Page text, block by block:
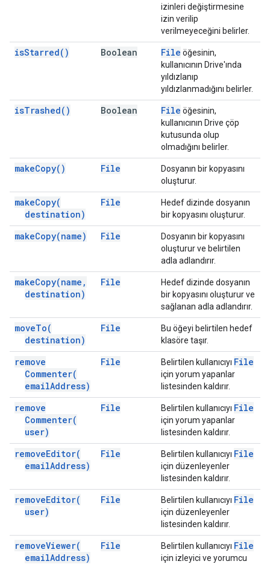
izinleri değiştirmesine
izin verilip
verilmeyeceğini belirler.
isStarred( ) Boolean File öğesinin,
kullanıcının Drive'ında
yıldızlanıp
yıldızlanmadığını belirler.
isTrashed( ) Boolean File öğesinin,
kullanıcının Drive çöp
kutusunda olup
olmadığını belirler.
makeCopy( ) File
Dosyanın bir kopyasını
oluşturur.
makeCopy(
destination)
File
Hedef dizinde dosyanın
bir kopyasını oluşturur.
makeCopy(name) File
Dosyanın bir kopyasını
oluşturur ve belirtilen
adla adlandırır.
makeCopy(name ,
destination)
File
Hedef dizinde dosyanın
bir kopyasını oluşturur ve
sağlanan adla adlandırır.
moveTo(
destination)
File
Bu öğeyi belirtilen hedef
klasöre taşır.
remove
Commenter(
emailAddress)
File Belirtilen kullanıcıyı File
için yorum yapanlar
listesinden kaldırır.
remove
Commenter(
user)
File Belirtilen kullanıcıyı File
için yorum yapanlar
listesinden kaldırır.
removeEditor(
emailAddress)
File Belirtilen kullanıcıyı File
için düzenleyenler
listesinden kaldırır.
removeEditor(
user)
File Belirtilen kullanıcıyı File
için düzenleyenler
listesinden kaldırır.
removeViewer(
emailAddress)
File Belirtilen kullanıcıyı File
için izleyici ve yorumcu